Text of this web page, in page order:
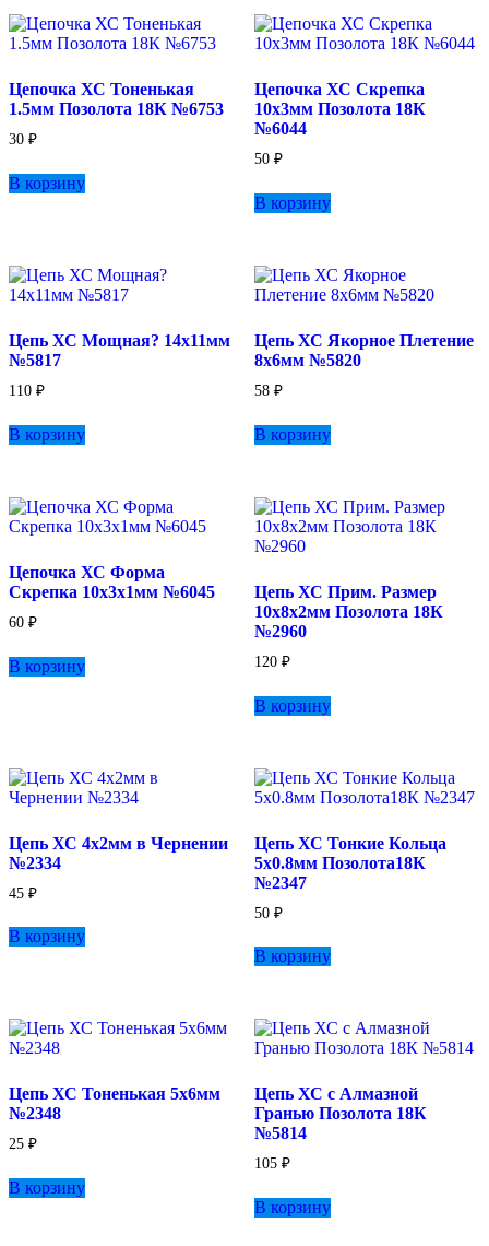
Цепочка ХС Тоненькая
1.5мм Позолота 18К №6753
30 ₽
В корзину
Цепочка ХС Скрепка
10х3мм Позолота 18К
№6044
50 ₽
В корзину
Цепь ХС Мощная? 14х11мм
№5817
110 ₽
В корзину
Цепь ХС Якорное Плетение
8х6мм №5820
58 ₽
В корзину
Цепочка ХС Форма
Скрепка 10х3х1мм №6045
60 ₽
В корзину
Цепь ХС Прим. Размер
10х8х2мм Позолота 18К
№2960
120 ₽
В корзину
Цепь ХС 4х2мм в Чернении
№2334
45 ₽
В корзину
Цепь ХС Тонкие Кольца
5х0.8мм Позолота18К
№2347
50 ₽
В корзину
Цепь ХС Тоненькая 5х6мм
№2348
25 ₽
В корзину
Цепь ХС с Алмазной
Гранью Позолота 18К
№5814
105 ₽
В корзину